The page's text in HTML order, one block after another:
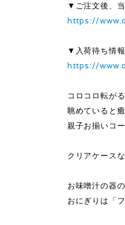
▼ご注文後、
https://
▼入荷待ち情報
https://
コロコロ転が
眺めていると
親子お揃いコ
クリアケース
お味噌汁の器
おにぎりは「